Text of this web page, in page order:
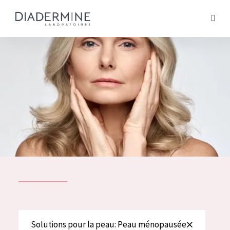
SOLUTIONS POUR LA PEAU
TOUS LES PRODUIT
Tous les Produit
ACCUEIL
Composition
À propos
Conseils Beauté
Solutions pour la peau: Peau ménopausée